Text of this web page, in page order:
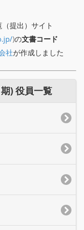
提出）サイト
)の文書コード
社が作成しました
) 役員一覧